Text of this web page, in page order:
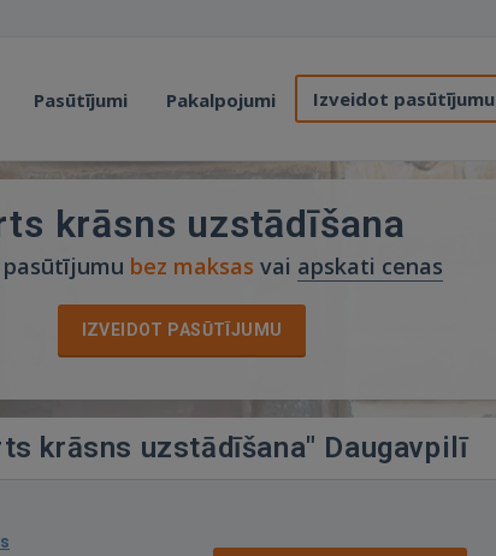
Pasūtījumi Pakalpojumi Izveidot pasūtījumu
krāsns uzstādīšana
pasūtījumu bez maksas vai apskati cenas
IZVEIDOT PASŪTĪJUMU
krāsns uzstādīšana" Daugavpilī